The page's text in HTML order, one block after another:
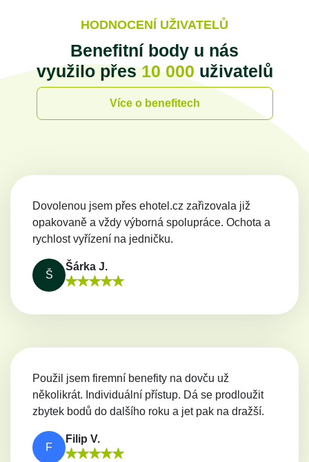
HODNOCENÍ UŽIVATELŮ
Benefitní body u nás
využilo přes10 000 uživatelů
Více o benefitech
Dovolenou jsem přes ehotel.cz zařizovala již
opakovaně a vždy výborná spolupráce. Ochota a
rychlost vyřízení na jedničku.
Š
Šárka J.
Použil jsem firemní benefity na dovču už
několikrát. Individuální přístup. Dá se prodloužit
zbytek bodů do dalšího roku a jet pak na dražší.
F
Filip V.